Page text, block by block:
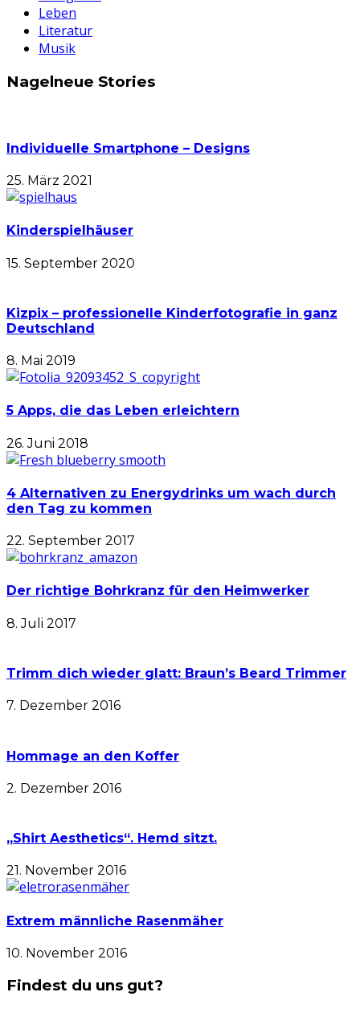
Leben
Literatur
Musik
Nagelneue Stories
Individuelle Smartphone – Designs
25. März 2021
Kinderspielhäuser
15. September 2020
Kizpix – professionelle Kinderfotografie in ganz
Deutschland
8. Mai 2019
5 Apps, die das Leben erleichtern
26. Juni 2018
4 Alternativen zu Energydrinks um wach durch
den Tag zu kommen
22. September 2017
Der richtige Bohrkranz für den Heimwerker
8. Juli 2017
Trimm dich wieder glatt: Braun’s Beard Trimmer
7. Dezember 2016
Hommage an den Koffer
2. Dezember 2016
„Shirt Aesthetics“. Hemd sitzt.
21. November 2016
Extrem männliche Rasenmäher
10. November 2016
Findest du uns gut?